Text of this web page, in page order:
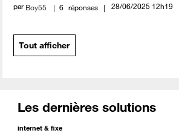
par Boy55 6 réponses ‎28/06/2025 12h19
Tout afficher
Les dernières solutions
internet & fixe